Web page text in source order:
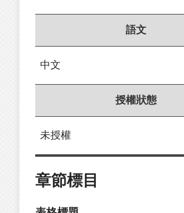
語文
中文
授權狀態
未授權
章節標目